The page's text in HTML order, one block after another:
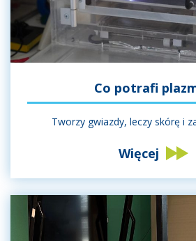
Co potrafi
Tworzy gwiazdy, leczy skórę i
Więcej